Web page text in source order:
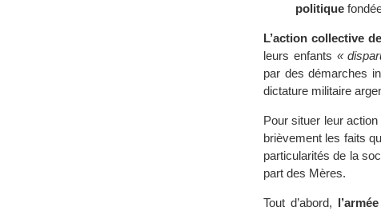
politique
L’action collective
leurs enfants «
par des démarches
dictature militaire
Pour situer leur
brièvement les faits
particularités de la
part des Mères.
Tout d’abord,